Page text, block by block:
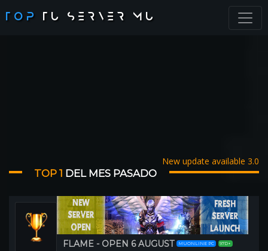
TOP TU SERVER MU
New update available 3.0
TOP 1 DEL MES PASADO
FLAME - OPEN 6 AUGUST MUONLINE PC 97D+